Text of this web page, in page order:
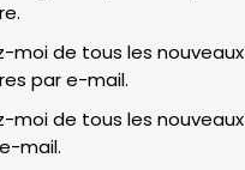
moi de tous les nouveaux
par e-mail.
moi de tous les nouveaux
mail.